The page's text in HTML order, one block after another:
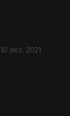
10 dez. 2021